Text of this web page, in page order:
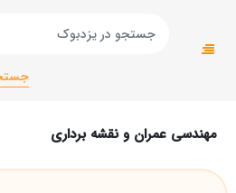
صفحه اصلی
مهندسی عمران و نقشه برداری